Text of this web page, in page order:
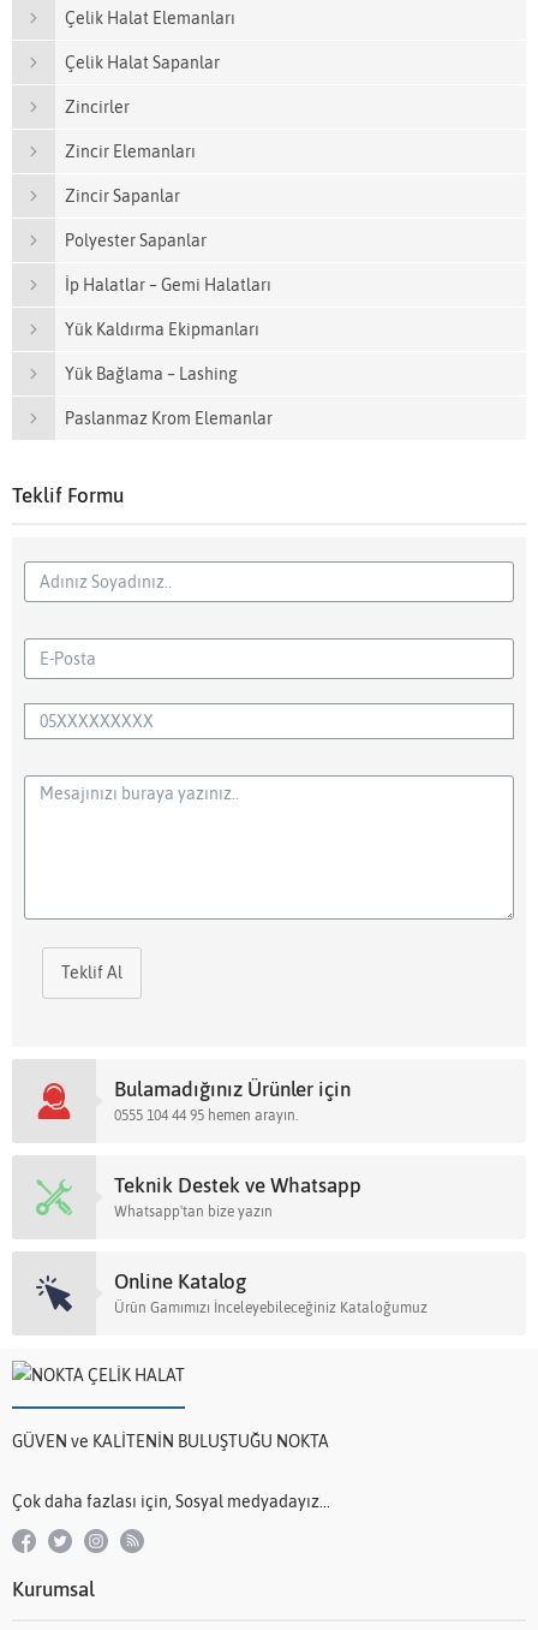
Çelik Halat Elemanları
Çelik Halat Sapanlar
Zincirler
Zincir Elemanları
Zincir Sapanlar
Polyester Sapanlar
İp Halatlar – Gemi Halatları
Yük Kaldırma Ekipmanları
Yük Bağlama – Lashing
Paslanmaz Krom Elemanlar
Teklif Formu
Teklif Al
Bulamadığınız Ürünler için
0555 104 44 95 hemen arayın.
Teknik Destek ve Whatsapp
Whatsapp'tan bize yazın
Online Katalog
Ürün Gamımızı İnceleyebileceğiniz Kataloğumuz
GÜVEN ve KALİTENİN BULUŞTUĞU NOKTA
Çok daha fazlası için, Sosyal medyadayız...
Kurumsal